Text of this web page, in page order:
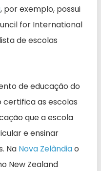
, por exemplo, possui
for International
de escolas
de educação do
as escolas
que a escola
e ensinar
Na Nova Zelândiao
New Zealand